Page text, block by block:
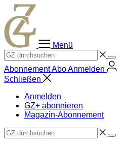
Zum
Inhalt
springen
Menü
AbonnementAboAnmelden
Schließen
Anmelden
GZ+ abonnieren
Magazin-Abonnement